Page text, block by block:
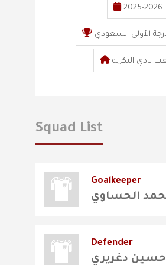
2025-2026
الأولى السعودي
نادي البكرية
Squad List
Goalkeeper
الحساوي
Defender
حسين دغريري